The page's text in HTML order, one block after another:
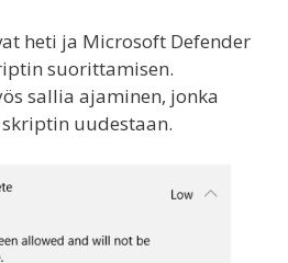
heti ja Microsoft Defender
suorittamisen.
sallia ajaminen, jonka
uudestaan.